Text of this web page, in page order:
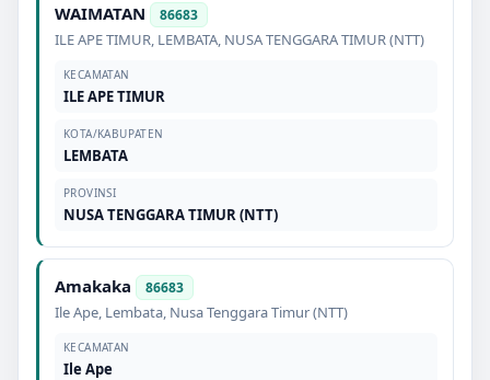
WAIMATAN 86683
ILE APE TIMUR, LEMBATA, NUSA TENGGARA TIMUR (NTT)
KECAMATAN
ILE APE TIMUR
KOTA/KABUPATEN
LEMBATA
PROVINSI
NUSA TENGGARA TIMUR (NTT)
Amakaka 86683
Ile Ape, Lembata, Nusa Tenggara Timur (NTT)
KECAMATAN
Ile Ape